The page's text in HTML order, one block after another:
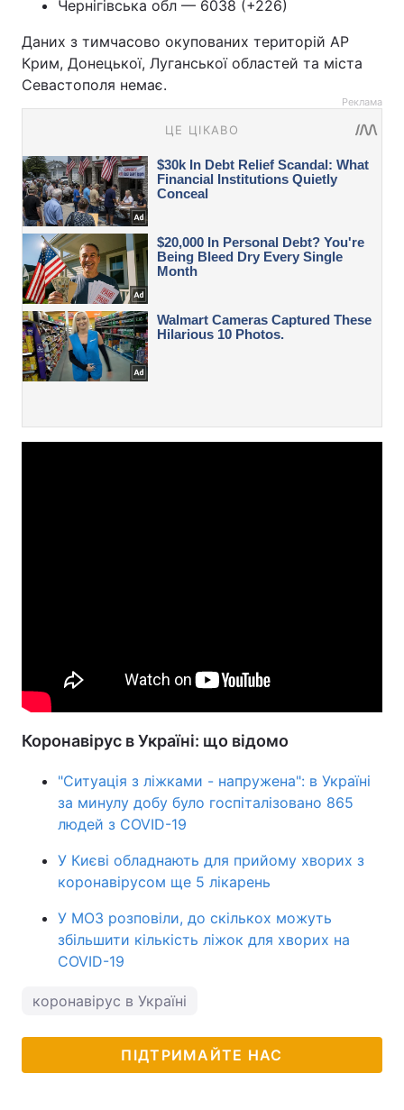
Чернігівська обл — 6038 (+226)
Даних з тимчасово окупованих територій АР
Крим, Донецької, Луганської областей та міста
Севастополя немає.
Реклама
Коронавірус в Україні: що відомо
"Ситуація з ліжками - напружена": в Україні
за минулу добу було госпіталізовано 865
людей з COVID-19
У Києві обладнають для прийому хворих з
коронавірусом ще 5 лікарень
У МОЗ розповіли, до скількох можуть
збільшити кількість ліжок для хворих на
COVID-19
коронавірус в Україні
ПІДТРИМАЙТЕ НАС